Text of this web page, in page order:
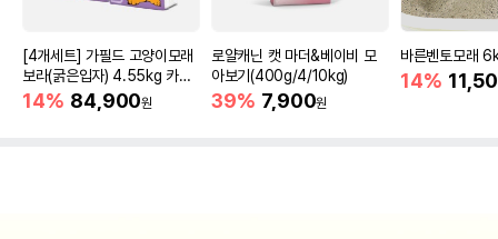
[4개세트] 가필드 고양이모래
보라(굵은입자) 4.55kg 카사
바모래
14% 84,900원
로얄캐닌 캣 마더&베이비 모
아보기(400g/4/10kg)
39% 7,900원
바른벤토모래
14%